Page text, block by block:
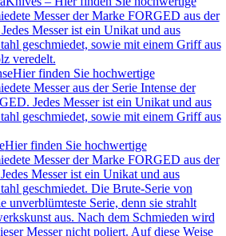
Messer der Marke FORGED aus der
Messer ist ein Unikat und aus
geschmiedet, sowie mit einem Griff aus
veredelt.
Hier finden Sie hochwertige
Messer aus der Serie Intense der
Jedes Messer ist ein Unikat und aus
geschmiedet, sowie mit einem Griff aus
Hier finden Sie hochwertige
Messer der Marke FORGED aus der
Messer ist ein Unikat und aus
geschmiedet. Die Brute-Serie von
unverblümteste Serie, denn sie strahlt
aus. Nach dem Schmieden wird
Messer nicht poliert. Auf diese Weise